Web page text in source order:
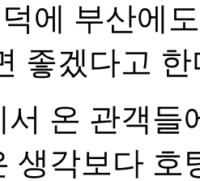
에 부산에
좋겠다고
서 온 관객들
생각보다 호